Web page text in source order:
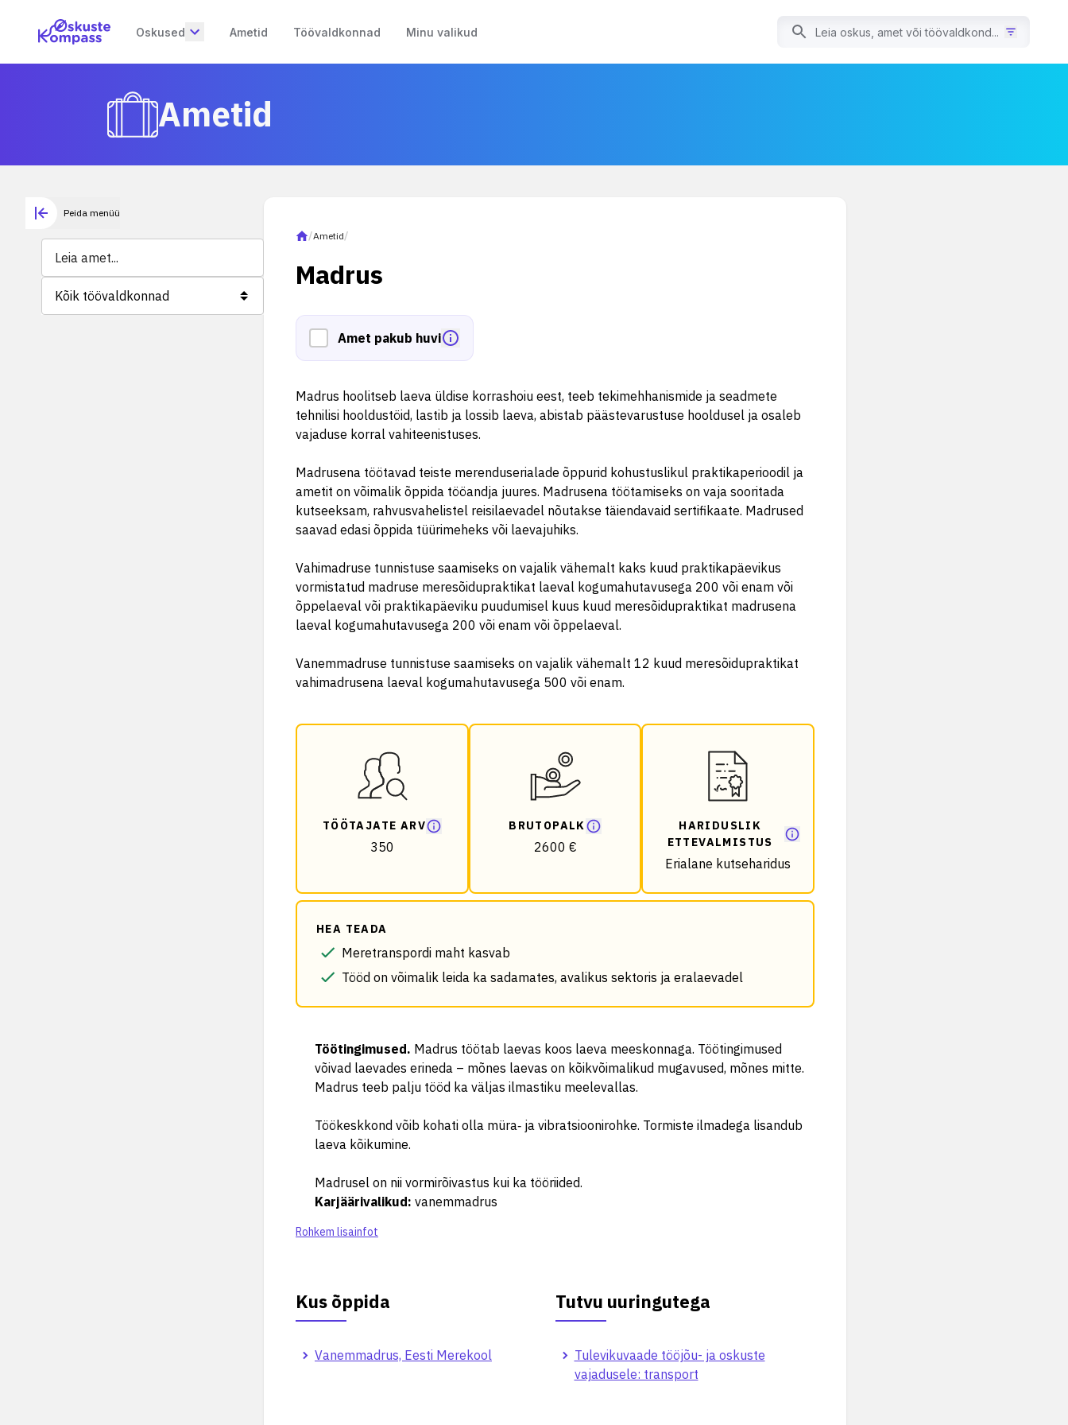
Oskused Ametid Töövaldkonnad Minu valikud
Ametid
Peida menüü
Kõik töövaldkonnad
/Ametid/
Madrus
Amet pakub huvi
Madrus hoolitseb laeva üldise korrashoiu eest, teeb tekimehhanismide ja seadmete
tehnilisi hooldustöid, lastib ja lossib laeva, abistab päästevarustuse hooldusel ja osaleb
vajaduse korral vahiteenistuses.
Madrusena töötavad teiste merenduserialade õppurid kohustuslikul praktikaperioodil ja
ametit on võimalik õppida tööandja juures. Madrusena töötamiseks on vaja sooritada
kutseeksam, rahvusvahelistel reisilaevadel nõutakse täiendavaid sertifikaate. Madrused
saavad edasi õppida tüürimeheks või laevajuhiks.
Vahimadruse tunnistuse saamiseks on vajalik vähemalt kaks kuud praktikapäevikus
vormistatud madruse meresõidupraktikat laeval kogumahutavusega 200 või enam või
õppelaeval või praktikapäeviku puudumisel kuus kuud meresõidupraktikat madrusena
laeval kogumahutavusega 200 või enam või õppelaeval.
Vanemmadruse tunnistuse saamiseks on vajalik vähemalt 12 kuud meresõidupraktikat
vahimadrusena laeval kogumahutavusega 500 või enam.
TÖÖTAJATE ARV
350
BRUTOPALK
2600 €
HARIDUSLIK
ETTEVALMISTUS
Erialane kutseharidus
HEA TEADA
Meretranspordi maht kasvab
Tööd on võimalik leida ka sadamates, avalikus sektoris ja eralaevadel
Töötingimused. Madrus töötab laevas koos laeva meeskonnaga. Töötingimused
võivad laevades erineda – mõnes laevas on kõikvõimalikud mugavused, mõnes mitte.
Madrus teeb palju tööd ka väljas ilmastiku meelevallas.
Töökeskkond võib kohati olla müra‑ ja vibratsioonirohke. Tormiste ilmadega lisandub
laeva kõikumine.
Madrusel on nii vormirõivastus kui ka tööriided.
Karjäärivalikud: vanemmadrus
Rohkem lisainfot
Kus õppida
Vanemmadrus, Eesti Merekool
Tutvu uuringutega
Tulevikuvaade tööjõu- ja oskuste
vajadusele: transport